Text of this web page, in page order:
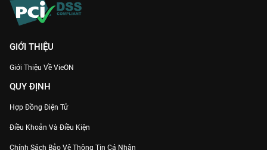
GIỚI THIỆU
Giới Thiệu Về VieON
QUY ĐỊNH
Hợp Đồng Điện Tử
Điều Khoản Và Điều Kiện
Chính Sách Bảo Vệ Thông Tin Cá Nhân